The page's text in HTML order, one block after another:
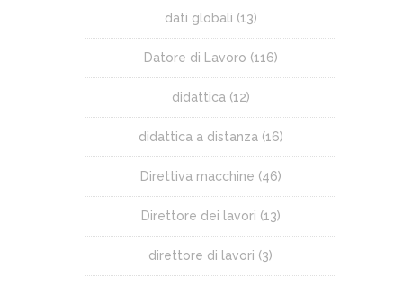
dati globali (13)
Datore di Lavoro (116)
didattica (12)
didattica a distanza (16)
Direttiva macchine (46)
Direttore dei lavori (13)
direttore di lavori (3)